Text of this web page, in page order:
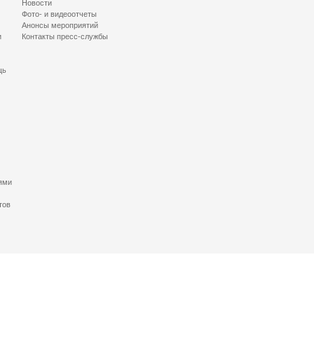
Новости
Фото- и видеоотчеты
Анонсы мероприятий
Контакты пресс-службы